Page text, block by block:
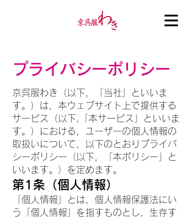
プライバシーポリシー
京呉服わき（以下，「当社」といいま
す。）は，本ウェブサイト上で提供する
サービス（以下,「本サービス」といいま
す。）における，ユーザーの個人情報の
取扱いについて，以下のとおりプライバ
シーポリシー（以下，「本ポリシー」と
いいます。）を定めます。
第1条（個人情報）
「個人情報」とは，個人情報保護法にい
う「個人情報」を指すものとし，生存す